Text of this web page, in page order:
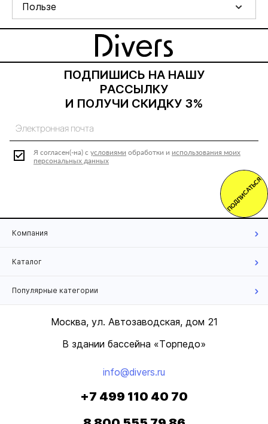
Пользе
ПОДПИШИСЬ НА НАШУ
РАССЫЛКУ
И ПОЛУЧИ СКИДКУ 3%
Я согласен(-на) с условиями обработки и использования моих
персональных данных
ПОДПИСАТЬСЯ
Компания
Каталог
Популярные категории
Москва, ул. Автозаводская, дом 21
В здании бассейна «Торпедо»
info@divers.ru
+7 499 110 40 70